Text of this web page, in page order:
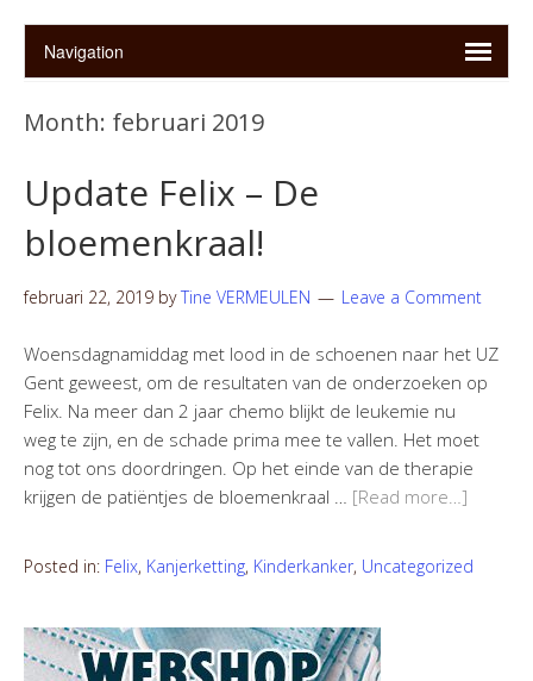
Month: februari 2019
Update Felix – De
bloemenkraal!
februari 22, 2019 byTine VERMEULEN Leave a Comment
Woensdagnamiddag met lood in de schoenen naar het UZ
Gent geweest, om de resultaten van de onderzoeken op
Felix. Na meer dan 2 jaar chemo blijkt de leukemie nu
weg te zijn, en de schade prima mee te vallen. Het moet
nog tot ons doordringen. Op het einde van de therapie
krijgen de patiëntjes de bloemenkraal … [Read more…]
Posted in: Felix, Kanjerketting, Kinderkanker, Uncategorized